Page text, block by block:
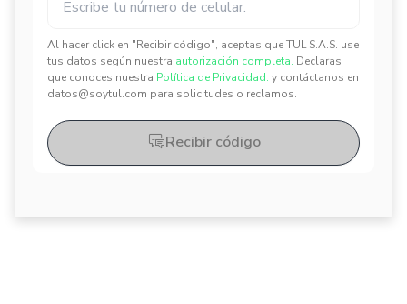
Al hacer click en "Recibir código", aceptas que TUL S.A.S. use
tus datos según nuestra autorización completa. Declaras
que conoces nuestra Política de Privacidad. y contáctanos en
datos@soytul.com para solicitudes o reclamos.
✕
✕
Recibir código